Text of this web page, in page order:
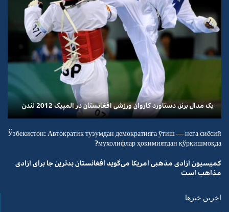
یک مدال برنز، دستاورد کاروان ورزشی افغانستان در المپیک 2012 لندن
Ўзбекистон: Автократик тузумдан демократияга ўтиш — нега сиёсий
мухолифлар ҳокимиятдан қўрқишмоқда?
کمیسیون آزادی مذهبی امریکا می‌گوید افغانستان بدترین جا برای آزادی
مذاهب است
اخرین خبرها